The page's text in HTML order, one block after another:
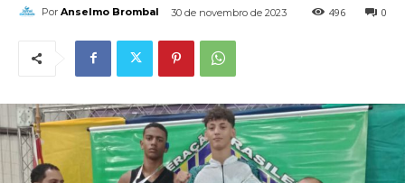
Por Anselmo Brombal 30 de novembro de 2023 0
496